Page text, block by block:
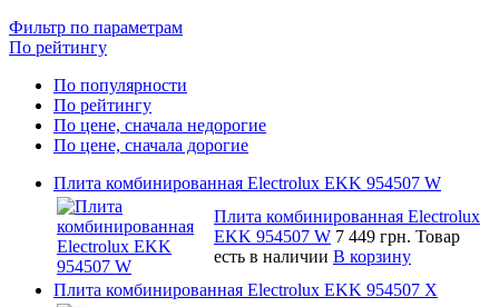
Фильтр по параметрам
По рейтингу
По популярности
По рейтингу
По цене, сначала недорогие
По цене, сначала дорогие
Плита комбинированная Electrolux EKK 954507 W
Плита комбинированная Electrolux
EKK 954507 W 7 449 грн. Товар
есть в наличии В корзину
Плита комбинированная Electrolux EKK 954507 X